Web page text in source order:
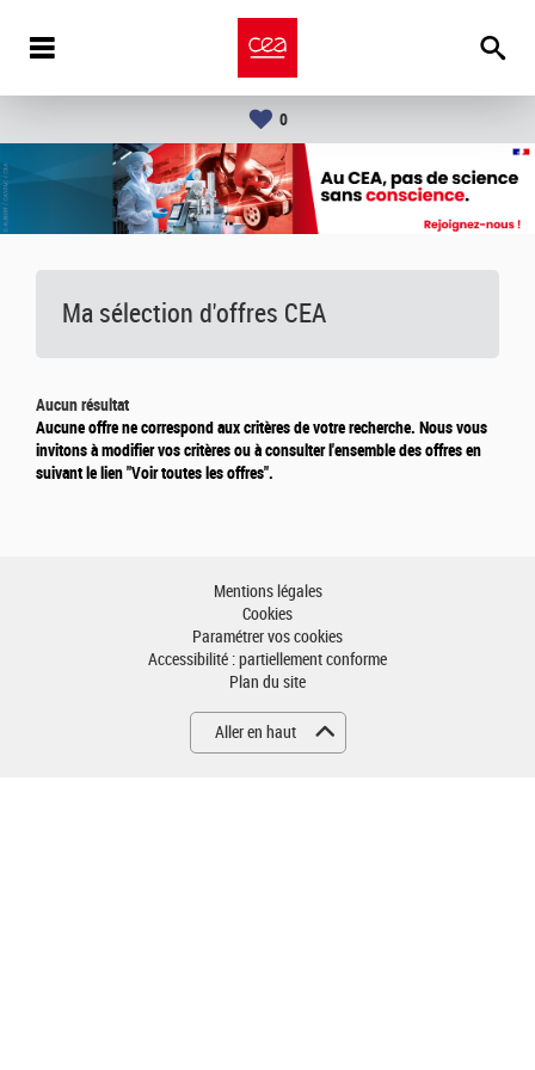
0
Ma sélection d'offres CEA
Aucun résultat
Aucune offre ne correspond aux critères de votre recherche. Nous vous
invitons à modifier vos critères ou à consulter l'ensemble des offres en
suivant le lien "Voir toutes les offres".
Mentions légales
Cookies
Paramétrer vos cookies
Accessibilité : partiellement conforme
Plan du site
Aller en haut